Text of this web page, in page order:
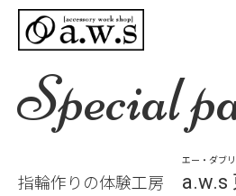
Special
指輪作りの体験工房
エー・ダブ
a.w.s